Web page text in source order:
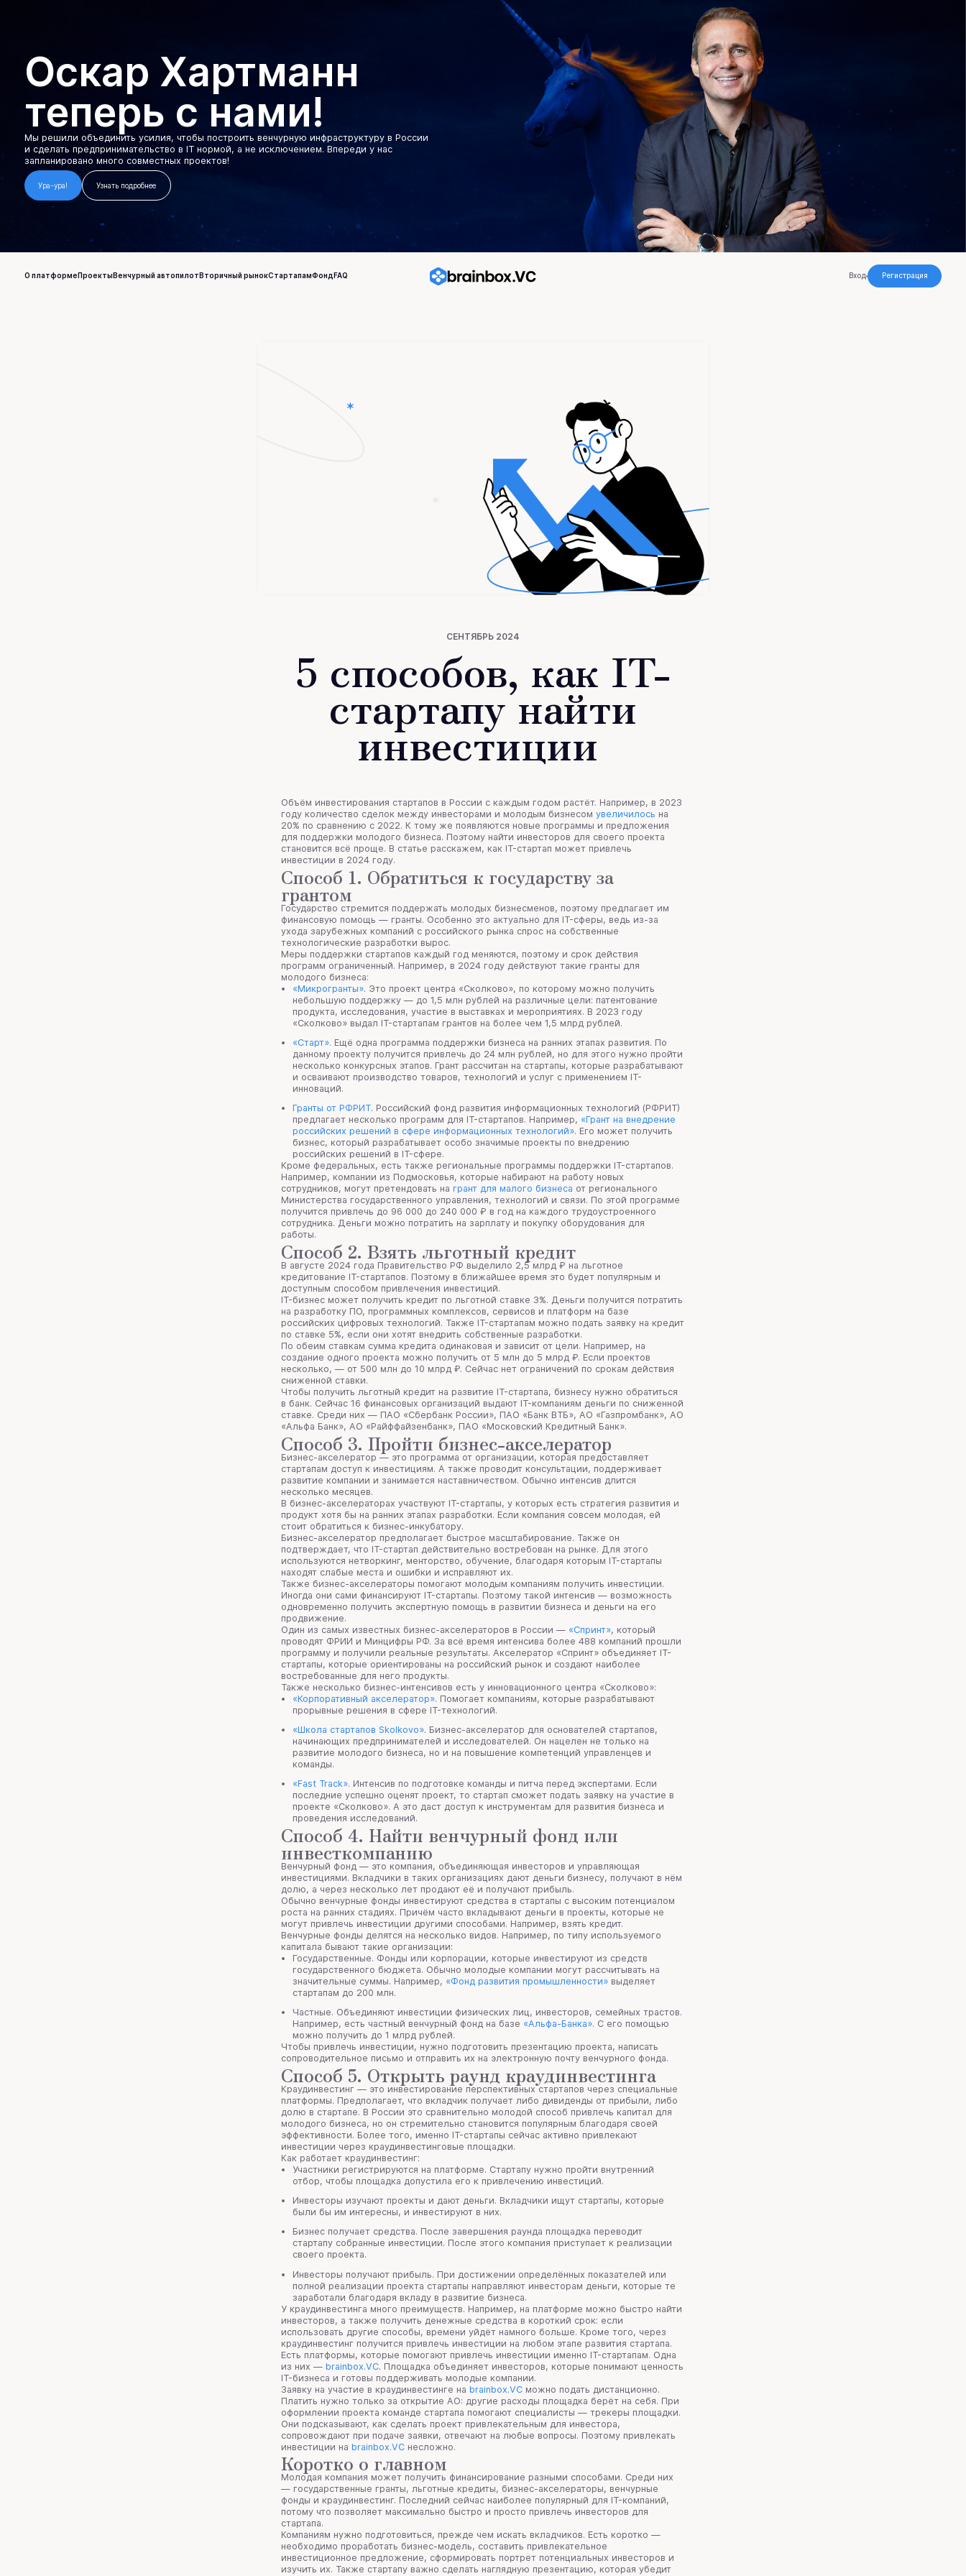
Оскар Хартманн
теперь с нами!
Мы решили объединить усилия, чтобы построить венчурную инфраструктуру в России
и сделать предпринимательство в IT нормой, а не исключением. Впереди у нас
запланировано много совместных проектов!
Ура-ура! Узнать подробнее
О платформе Проекты Венчурный автопилот Вторичный рынокСтартапамФонд FAQ Вход Регистрация
СЕНТЯБРЬ 2024
5 способов, как IT-
стартапу найти
инвестиции
Объём инвестирования стартапов в России с каждым годом растёт. Например, в 2023
году количество сделок между инвесторами и молодым бизнесом увеличилось на
20% по сравнению с 2022. К тому же появляются новые программы и предложения
для поддержки молодого бизнеса. Поэтому найти инвесторов для своего проекта
становится всё проще. В статье расскажем, как IT-стартап может привлечь
инвестиции в 2024 году.
Способ 1. Обратиться к государству за
грантом
Государство стремится поддержать молодых бизнесменов, поэтому предлагает им
финансовую помощь — гранты. Особенно это актуально для IT-сферы, ведь из-за
ухода зарубежных компаний с российского рынка спрос на собственные
технологические разработки вырос.
Меры поддержки стартапов каждый год меняются, поэтому и срок действия
программ ограниченный. Например, в 2024 году действуют такие гранты для
молодого бизнеса:
«Микрогранты». Это проект центра «Сколково», по которому можно получить
небольшую поддержку — до 1,5 млн рублей на различные цели: патентование
продукта, исследования, участие в выставках и мероприятиях. В 2023 году
«Сколково» выдал IT-стартапам грантов на более чем 1,5 млрд рублей.
«Старт». Ещё одна программа поддержки бизнеса на ранних этапах развития. По
данному проекту получится привлечь до 24 млн рублей, но для этого нужно пройти
несколько конкурсных этапов. Грант рассчитан на стартапы, которые разрабатывают
и осваивают производство товаров, технологий и услуг с применением IT-
инноваций.
Гранты от РФРИТ. Российский фонд развития информационных технологий (РФРИТ)
предлагает несколько программ для IT-стартапов. Например, «Грант на внедрение
российских решений в сфере информационных технологий». Его может получить
бизнес, который разрабатывает особо значимые проекты по внедрению
российских решений в IT-сфере.
Кроме федеральных, есть также региональные программы поддержки IT-стартапов.
Например, компании из Подмосковья, которые набирают на работу новых
сотрудников, могут претендовать на грант для малого бизнеса от регионального
Министерства государственного управления, технологий и связи. По этой программе
получится привлечь до 96 000 до 240 000 ₽ в год на каждого трудоустроенного
сотрудника. Деньги можно потратить на зарплату и покупку оборудования для
работы.
Способ 2. Взять льготный кредит
В августе 2024 года Правительство РФ выделило 2,5 млрд ₽ на льготное
кредитование IT-стартапов. Поэтому в ближайшее время это будет популярным и
доступным способом привлечения инвестиций.
IT-бизнес может получить кредит по льготной ставке 3%. Деньги получится потратить
на разработку ПО, программных комплексов, сервисов и платформ на базе
российских цифровых технологий. Также IT-стартапам можно подать заявку на кредит
по ставке 5%, если они хотят внедрить собственные разработки.
По обеим ставкам сумма кредита одинаковая и зависит от цели. Например, на
создание одного проекта можно получить от 5 млн до 5 млрд ₽. Если проектов
несколько, — от 500 млн до 10 млрд ₽. Сейчас нет ограничений по срокам действия
сниженной ставки.
Чтобы получить льготный кредит на развитие IT-стартапа, бизнесу нужно обратиться
в банк. Сейчас 16 финансовых организаций выдают IT-компаниям деньги по сниженной
ставке. Среди них — ПАО «Сбербанк России», ПАО «Банк ВТБ», АО «Газпромбанк», АО
«Альфа Банк», АО «Райффайзенбанк», ПАО «Московский Кредитный Банк».
Способ 3. Пройти бизнес-акселератор
Бизнес-акселератор — это программа от организации, которая предоставляет
стартапам доступ к инвестициям. А также проводит консультации, поддерживает
развитие компании и занимается наставничеством. Обычно интенсив длится
несколько месяцев.
В бизнес-акселераторах участвуют IT-стартапы, у которых есть стратегия развития и
продукт хотя бы на ранних этапах разработки. Если компания совсем молодая, ей
стоит обратиться к бизнес-инкубатору.
Бизнес-акселератор предполагает быстрое масштабирование. Также он
подтверждает, что IT-стартап действительно востребован на рынке. Для этого
используются нетворкинг, менторство, обучение, благодаря которым IT-стартапы
находят слабые места и ошибки и исправляют их.
Также бизнес-акселераторы помогают молодым компаниям получить инвестиции.
Иногда они сами финансируют IT-стартапы. Поэтому такой интенсив — возможность
одновременно получить экспертную помощь в развитии бизнеса и деньги на его
продвижение.
Один из самых известных бизнес-акселераторов в России — «Спринт», который
проводят ФРИИ и Минцифры РФ. За всё время интенсива более 488 компаний прошли
программу и получили реальные результаты. Акселератор «Спринт» объединяет IT-
стартапы, которые ориентированы на российский рынок и создают наиболее
востребованные для него продукты.
Также несколько бизнес-интенсивов есть у инновационного центра «Сколково»:
«Корпоративный акселератор». Помогает компаниям, которые разрабатывают
прорывные решения в сфере IT-технологий.
«Школа стартапов Skolkovo». Бизнес-акселератор для основателей стартапов,
начинающих предпринимателей и исследователей. Он нацелен не только на
развитие молодого бизнеса, но и на повышение компетенций управленцев и
команды.
«Fast Track». Интенсив по подготовке команды и питча перед экспертами. Если
последние успешно оценят проект, то стартап сможет подать заявку на участие в
проекте «Сколково». А это даст доступ к инструментам для развития бизнеса и
проведения исследований.
Способ 4. Найти венчурный фонд или
инвесткомпанию
Венчурный фонд — это компания, объединяющая инвесторов и управляющая
инвестициями. Вкладчики в таких организациях дают деньги бизнесу, получают в нём
долю, а через несколько лет продают её и получают прибыль.
Обычно венчурные фонды инвестируют средства в стартапы с высоким потенциалом
роста на ранних стадиях. Причём часто вкладывают деньги в проекты, которые не
могут привлечь инвестиции другими способами. Например, взять кредит.
Венчурные фонды делятся на несколько видов. Например, по типу используемого
капитала бывают такие организации:
Государственные. Фонды или корпорации, которые инвестируют из средств
государственного бюджета. Обычно молодые компании могут рассчитывать на
значительные суммы. Например, «Фонд развития промышленности» выделяет
стартапам до 200 млн.
Частные. Объединяют инвестиции физических лиц, инвесторов, семейных трастов.
Например, есть частный венчурный фонд на базе «Альфа-Банка». С его помощью
можно получить до 1 млрд рублей.
Чтобы привлечь инвестиции, нужно подготовить презентацию проекта, написать
сопроводительное письмо и отправить их на электронную почту венчурного фонда.
Способ 5. Открыть раунд краудинвестинга
Краудинвестинг — это инвестирование перспективных стартапов через специальные
платформы. Предполагает, что вкладчик получает либо дивиденды от прибыли, либо
долю в стартапе. В России это сравнительно молодой способ привлечь капитал для
молодого бизнеса, но он стремительно становится популярным благодаря своей
эффективности. Более того, именно IT-стартапы сейчас активно привлекают
инвестиции через краудинвестинговые площадки.
Как работает краудинвестинг:
Участники регистрируются на платформе. Стартапу нужно пройти внутренний
отбор, чтобы площадка допустила его к привлечению инвестиций.
Инвесторы изучают проекты и дают деньги. Вкладчики ищут стартапы, которые
были бы им интересны, и инвестируют в них.
Бизнес получает средства. После завершения раунда площадка переводит
стартапу собранные инвестиции. После этого компания приступает к реализации
своего проекта.
Инвесторы получают прибыль. При достижении определённых показателей или
полной реализации проекта стартапы направляют инвесторам деньги, которые те
заработали благодаря вкладу в развитие бизнеса.
У краудинвестинга много преимуществ. Например, на платформе можно быстро найти
инвесторов, а также получить денежные средства в короткий срок: если
использовать другие способы, времени уйдёт намного больше. Кроме того, через
краудинвестинг получится привлечь инвестиции на любом этапе развития стартапа.
Есть платформы, которые помогают привлечь инвестиции именно IT-стартапам. Одна
из них — brainbox.VC. Площадка объединяет инвесторов, которые понимают ценность
IT-бизнеса и готовы поддерживать молодые компании.
Заявку на участие в краудинвестинге на brainbox.VCможно подать дистанционно.
Платить нужно только за открытие АО: другие расходы площадка берёт на себя. При
оформлении проекта команде стартапа помогают специалисты — трекеры площадки.
Они подсказывают, как сделать проект привлекательным для инвестора,
сопровождают при подаче заявки, отвечают на любые вопросы. Поэтому привлекать
инвестиции на brainbox.VCнесложно.
Коротко о главном
Молодая компания может получить финансирование разными способами. Среди них
— государственные гранты, льготные кредиты, бизнес-акселераторы, венчурные
фонды и краудинвестинг. Последний сейчас наиболее популярный для IT-компаний,
потому что позволяет максимально быстро и просто привлечь инвесторов для
стартапа.
Компаниям нужно подготовиться, прежде чем искать вкладчиков. Есть коротко —
необходимо проработать бизнес-модель, составить привлекательное
инвестиционное предложение, сформировать портрет потенциальных инвесторов и
изучить их. Также стартапу важно сделать наглядную презентацию, которая убедит